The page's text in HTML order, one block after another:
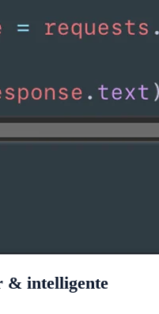
& intelligente